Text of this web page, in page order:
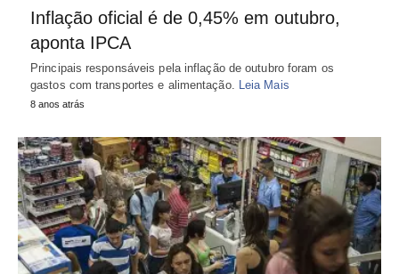
Inflação oficial é de 0,45% em outubro,
aponta IPCA
Principais responsáveis pela inflação de outubro foram os
gastos com transportes e alimentação. Leia Mais
8 anos atrás